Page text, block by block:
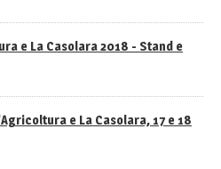
e La Casolara 2018 - Stand e
e La Casolara, 17 e 18